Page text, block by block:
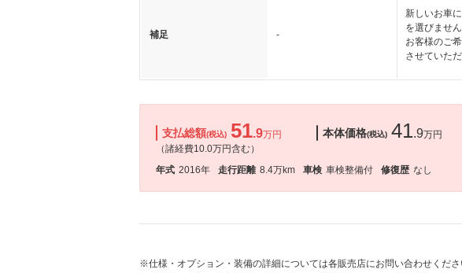
補足 -
新しいお車
を選びませ
お客様のご
させていた
支払総額(税込) 51.9万円
（諸経費10.0万円含む）
本体価格(税込) 41.9万円
年式 2016年 走行距離 8.4万km 車検 車検整備付 修復歴 なし
※仕様・オプション・装備の詳細については各販売店にお問い合わせくださ